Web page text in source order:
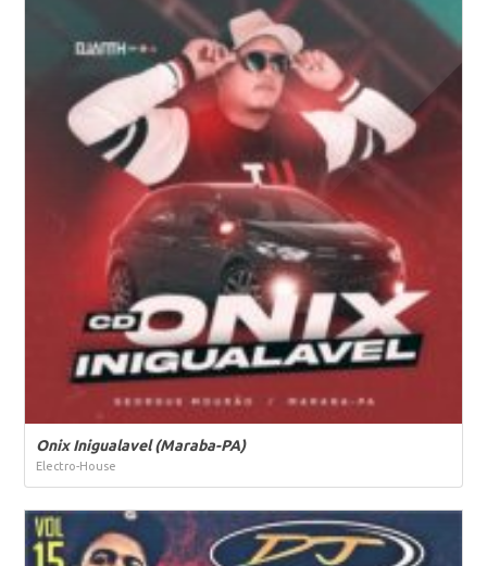
Onix Inigualavel (Maraba-PA)
Electro-House